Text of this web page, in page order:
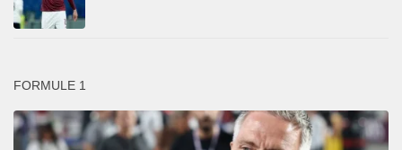
FORMULE 1